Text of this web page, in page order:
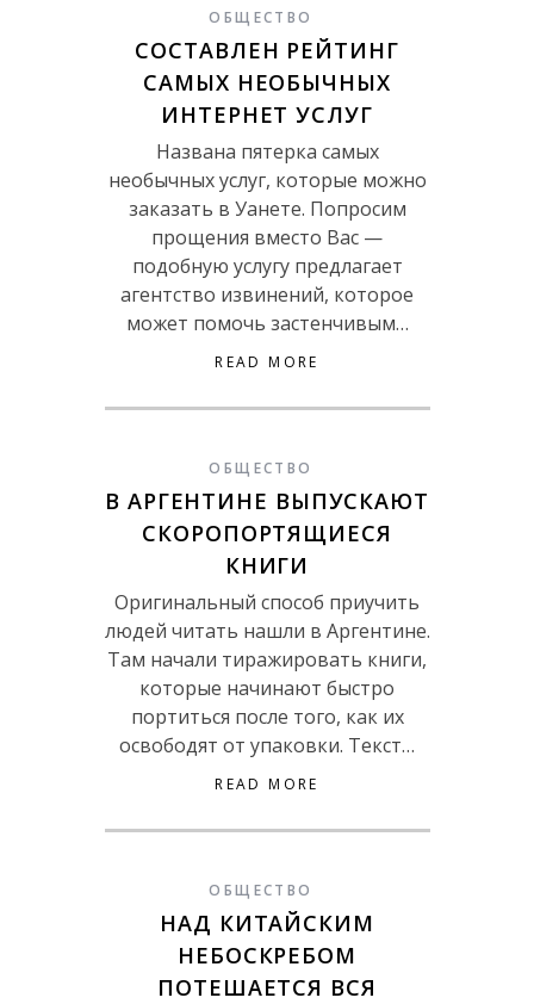
ОБЩЕСТВО
СОСТАВЛЕН РЕЙТИНГ
САМЫХ НЕОБЫЧНЫХ
ИНТЕРНЕТ УСЛУГ
Названа пятерка самых
необычных услуг, которые можно
заказать в Уанете. Попросим
прощения вместо Вас —
подобную услугу предлагает
агентство извинений, которое
может помочь застенчивым…
READ MORE
ОБЩЕСТВО
В АРГЕНТИНЕ ВЫПУСКАЮТ
СКОРОПОРТЯЩИЕСЯ
КНИГИ
Оригинальный способ приучить
людей читать нашли в Аргентине.
Там начали тиражировать книги,
которые начинают быстро
портиться после того, как их
освободят от упаковки. Текст…
READ MORE
ОБЩЕСТВО
НАД КИТАЙСКИМ
НЕБОСКРЕБОМ
ПОТЕШАЕТСЯ ВСЯ